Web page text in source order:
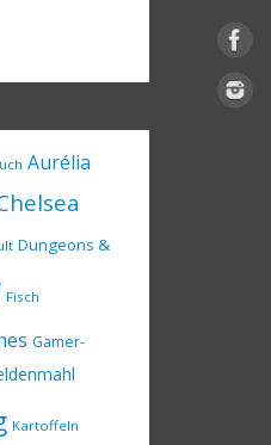
Aurélia
Dungeons &
Fisch
Gamer-
Kartoffeln